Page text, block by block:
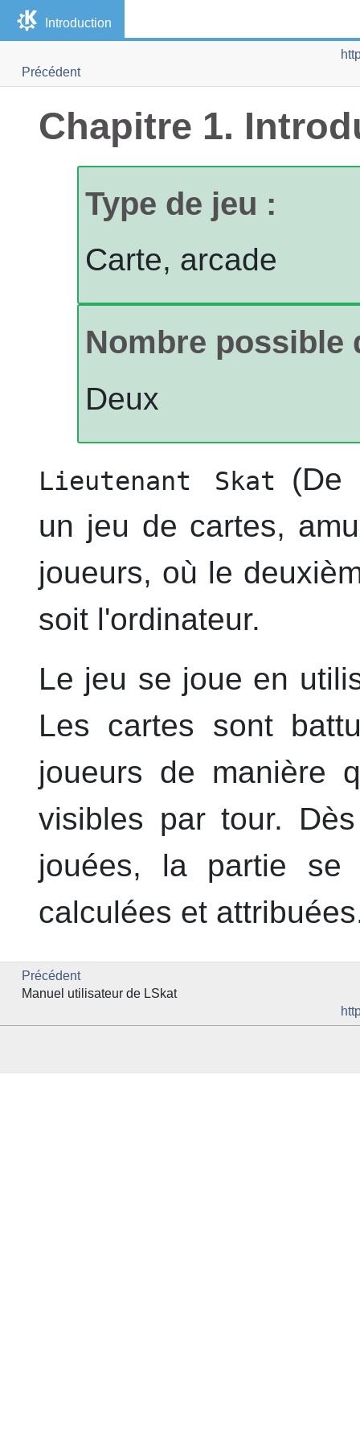
Introduction
Précédent
Chapitre 1.
Type de jeu :
Carte, arcade
Nombre possible
Deux
Lieutenant Skat
(De
un jeu de cartes,
joueurs, où le
soit l'ordinateur.
Le jeu se joue en
Les cartes sont
joueurs de manière
visibles par tour.
jouées, la partie
calculées et
Précédent
Manuel utilisateur de LSkat